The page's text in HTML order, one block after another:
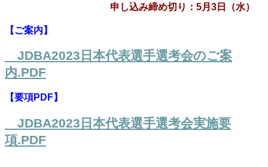
申し込み締め切り：5月3日（水）
【ご案内】
JDBA2023日本代表選手選考会のご案
内.PDF
【要項PDF】
JDBA2023日本代表選手選考会実施要
項.PDF